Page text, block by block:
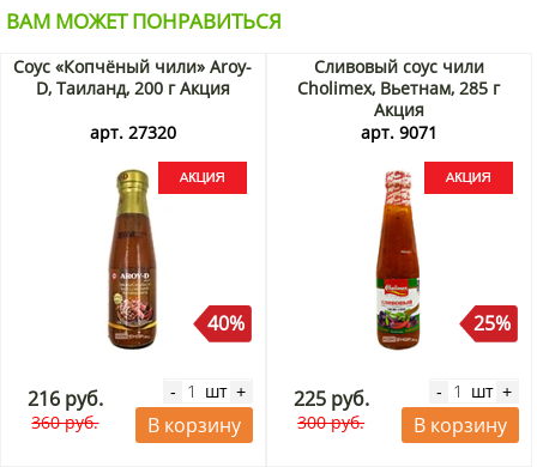
ВАМ МОЖЕТ ПОНРАВИТЬСЯ
Соус «Копчёный чили» Aroy-
D, Таиланд, 200 г Акция
арт. 27320
40%
216 руб.
360 руб.
- шт +
В корзину
Сливовый соус чили
Cholimex, Вьетнам, 285 г
Акция
арт. 9071
25%
225 руб.
300 руб.
- шт +
В корзину